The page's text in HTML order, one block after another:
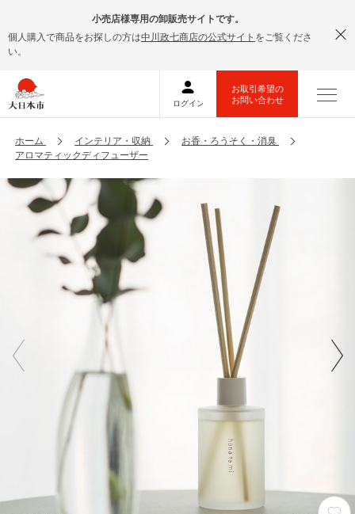
小売店様専用の卸販売サイトです。
個人購入で商品をお探しの方は中川政七商店の公式サイト をご覧くださ
い。
ホーム インテリア・収納
お香・ろうそく・消臭
アロマティックディフューザー